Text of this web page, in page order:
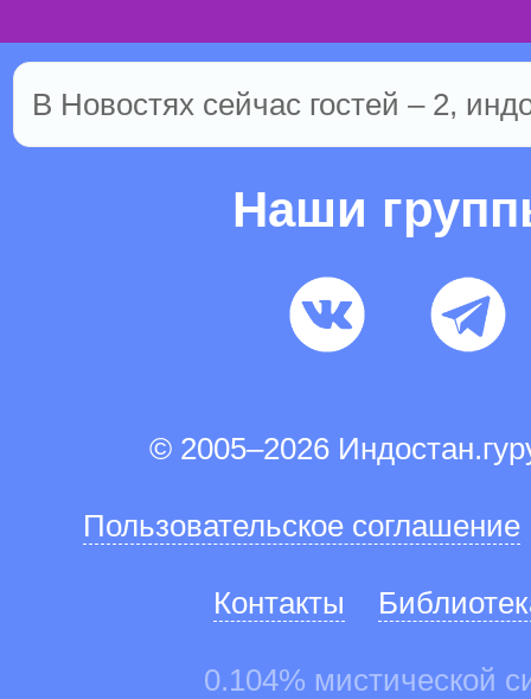
В Новостях сейчас гостей – 2,
Наши
© 2005–2026
Пользовательское соглашение
Контакты
0.104% мистической